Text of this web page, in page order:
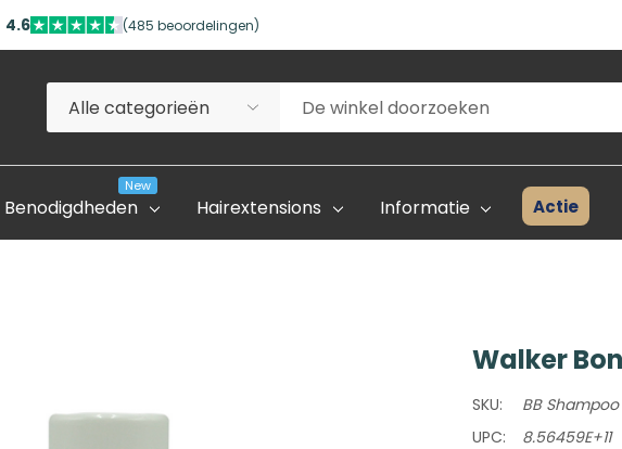
4.6 (485 beoordelingen)
Alle
categorieën
Zoeken
Benodigdheden
New
Hairextensions Informatie
Onze Partner Salons
Actie
Walker
SKU:
BB Shampoo
UPC:
8.56459E+11